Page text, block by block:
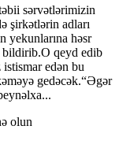
sərvətlərimizin
şirkətlərin adları
yekunlarına həsr
qeyd edib
istismar edən bu
gedəcək.“Əgər
olun